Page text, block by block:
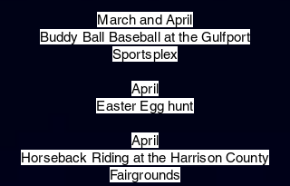
March and April
Buddy Ball Baseball at the Gulfport
Sportsplex
April
Easter Egg hunt
April
Horseback Riding at the Harrison County
Fairgrounds